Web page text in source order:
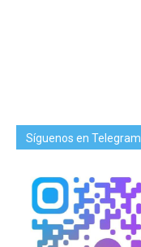
Síguenos en Telegram